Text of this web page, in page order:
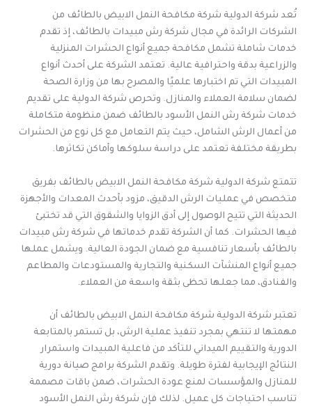
تُعد شركة الدولية شركة مكافحة النمل الابيض بالطائف من
الشركات الرائدة في مجال شركة رش مبيدات بالطائف، إذ تقدم
خدمات شاملة تشمل مكافحة جميع أنواع الحشرات المنزلية
والزراعية بدقة واحترافية عالية. تعتمد الشركة على أحدث أنواع
المبيدات التي تم اختبارها علميًا والمصرح بها من وزارة الصحة
لضمان سلامة العملاء والمنازل. وتحرص شركة الدولية على تقديم
خدمات شركة رش النمل الأسود بالطائف ضمن منظومة متكاملة
من أعمال الرش الشامل، حيث يتم التعامل مع كل نوع من الحشرات
بطريقة مختلفة تعتمد على دراسة سلوكها وأماكن تكاثرها.
تتمتع شركة الدولية شركة مكافحة النمل الابيض بالطائف بفريق
متخصص في عمليات الرش الدقيق، مزود بأحدث المعدات والأجهزة
الحديثة التي تتيح الوصول إلى أدق الزوايا والشقوق التي قد تختبئ
فيها الحشرات. كما أن الشركة تقدم خدماتها في شركة رش مبيدات
بالطائف بأسعار تنافسية مع ضمان الجودة العالية. ويشمل عملها
جميع أنواع المنشآت السكنية والتجارية والمستودعات والمطاعم
والفنادق، مما جعلها تحظى بثقة واسعة من العملاء.
تعتبر شركة الدولية شركة مكافحة النمل الابيض بالطائف أن
مهمتها لا تنتهي بمجرد تنفيذ عملية الرش، بل تستمر بالمتابعة
الدورية والتقييم الميداني للتأكد من فاعلية المبيدات واستمرار
النتائج الإيجابية لفترة طويلة. وتقدم الشركة برامج صيانة دورية
للمنازل والمؤسسات لمنع عودة الحشرات، ضمن باقات مصممة
تناسب احتياجات كل عميل. لذلك فإن شركة رش النمل الأسود